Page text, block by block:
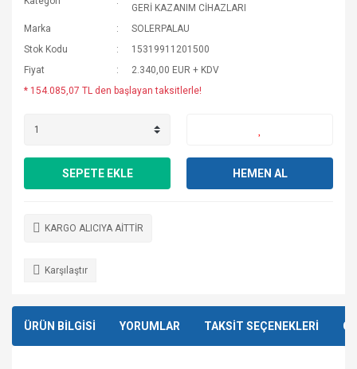
GERİ KAZANIM CİHAZLARI
Marka
SOLERPALAU
Stok Kodu
15319911201500
Fiyat
2.340,00 EUR + KDV
* 154.085,07 TL den başlayan taksitlerle!
SEPETE EKLE HEMEN AL
KARGO ALICIYA AİTTİR
Karşılaştır
ÜRÜN BİLGİSİ YORUMLAR TAKSİT SEÇENEKLERİ